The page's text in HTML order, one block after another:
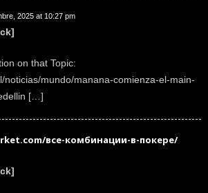
2025 at 10:27 pm
on that Topic:
noticias/mundo/manana-comienza-el-main-
[…]
все-комбинации-в-покере/